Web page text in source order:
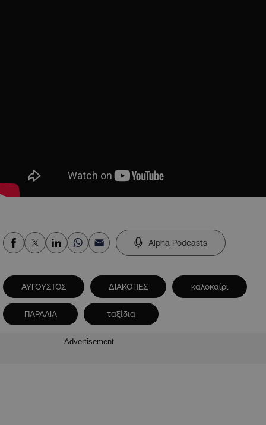
Alpha Podcasts
ΑΥΓΟΥΣΤΟΣ ΔΙΑΚΟΠΕΣ καλοκαίρι
ΠΑΡΑΛΙΑ ταξίδια
Advertisement